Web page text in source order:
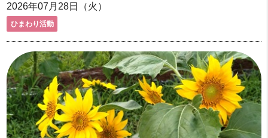
2026年07月28日（火）
ひまわり活動